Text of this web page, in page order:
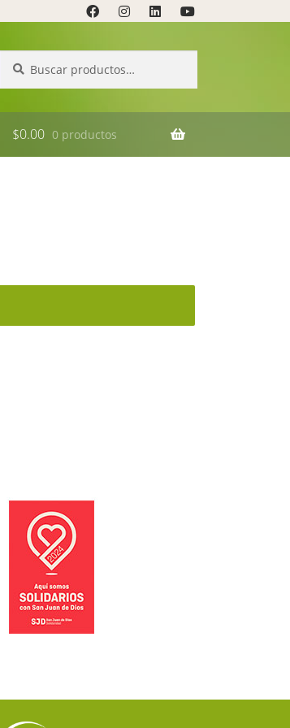
por:
$0.00 0 productos